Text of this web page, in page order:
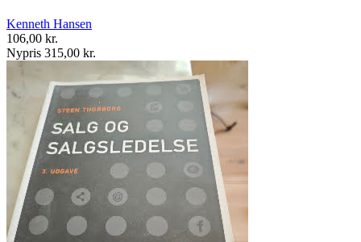
Kenneth Hansen
106,00 kr.
Nypris 315,00 kr.